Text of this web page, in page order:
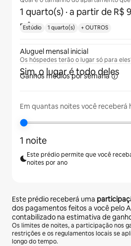
1 quarto(s) · a partir de R$
mês
Os hóspedes terão o lugar só para
Sim, o lugar é todo deles
Em quantas noites você receberá
1 noite
Este prédio permite que você
noites por ano
Este prédio receberá uma
dos pagamentos feitos a você pelo
contabilizado na estimativa de
Os limites de noites, a participação nos
restrições e os regulamentos locais se
longo do tempo.
Estúdio 1 quarto(s) + OUTROS
Aluguel mensal inicial
Ganhos médiospor semana